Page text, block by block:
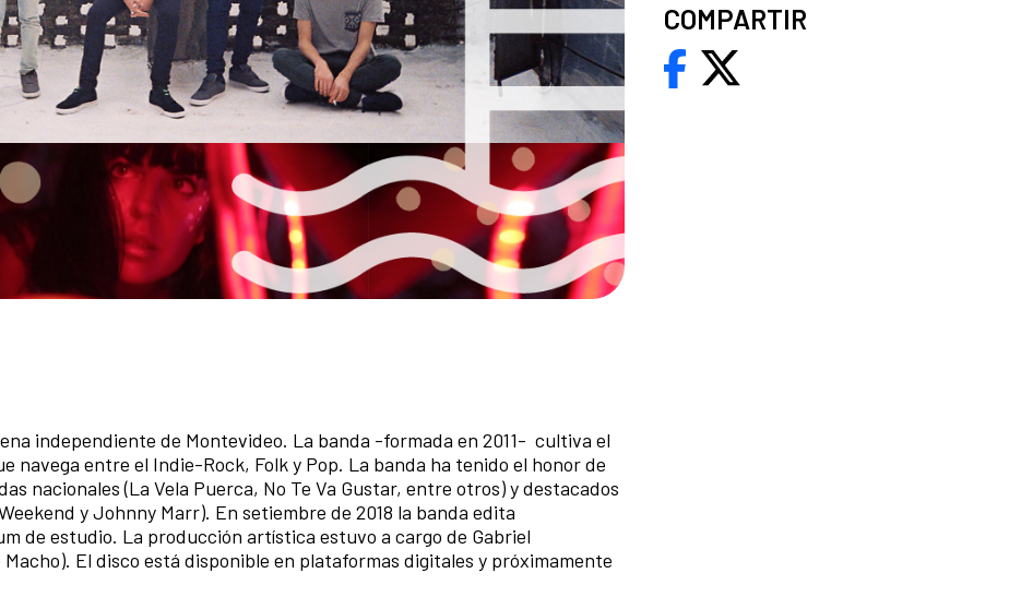
independiente de Montevideo. La banda -formada en 2011- cultiva el
navega entre el Indie-Rock, Folk y Pop. La banda ha tenido el honor de
nacionales (La Vela Puerca, No Te Va Gustar, entre otros) y destacados
y Johnny Marr). En setiembre de 2018 la banda edita
de estudio. La producción artística estuvo a cargo de Gabriel
El disco está disponible en plataformas digitales y próximamente
COMPARTIR